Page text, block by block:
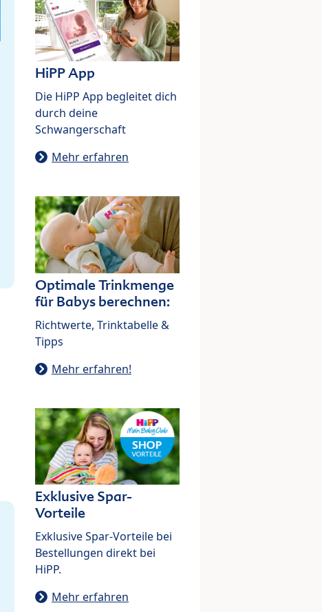
HiPP App
Die HiPP App begleitet dich
durch deine
Schwangerschaft
Mehr erfahren
Optimale Trinkmenge
für Babys berechnen:
Richtwerte, Trinktabelle &
Tipps
Mehr erfahren!
Exklusive Spar-
Vorteile
Exklusive Spar-Vorteile bei
Bestellungen direkt bei
HiPP.
Mehr erfahren